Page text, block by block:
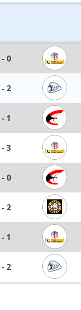
- 0
- 2
- 1
- 3
- 0
- 2
- 1
- 2